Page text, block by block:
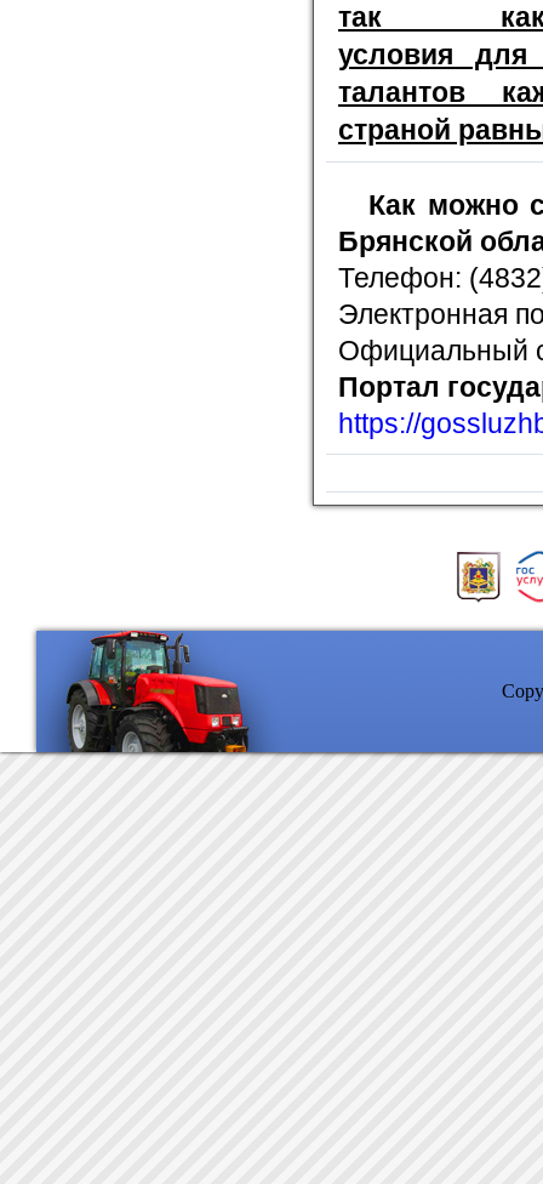
так как
условия для
талантов
страной
Как можно
Брянской
Телефон:
Электронная
Официальный
Портал
https://